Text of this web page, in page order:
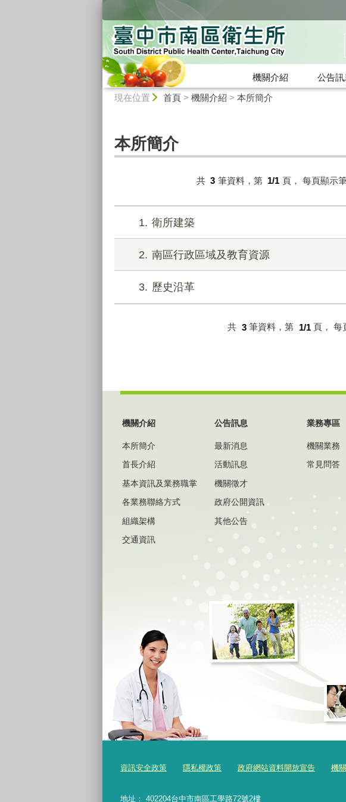
機關介紹 公告訊
現在位置 首頁> 機關介紹 > 本所簡介
本所簡介
共 3 筆資料，第 1/1 頁， 每頁顯示
1 衛所建築
2 南區行政區域及教育資源
3 歷史沿革
共 3 筆資料，第 1/1 頁， 每
機關介紹
本所簡介
首長介紹
基本資訊及業務職掌
各業務聯絡方式
組織架構
交通資訊
公告訊息
最新消息
活動訊息
機關徵才
政府公開資訊
其他公告
業務專區
機關業務
常見問答
資訊安全政策 隱私權政策 政府網站資料開放宣告 機
地址： 402204台中市南區工學路72號2樓